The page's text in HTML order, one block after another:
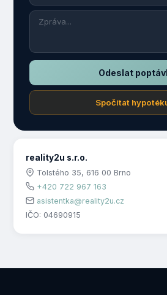
Odeslat
Spočítat
reality2u s.r.o.
Tolstého 35, 616 00 Brno
+420 722 967 163
asistentka@reality2u.cz
IČO: 04690915